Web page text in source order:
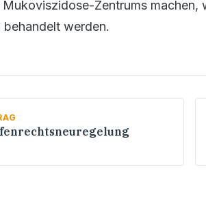
Zentrums machen,
behandelt werden.